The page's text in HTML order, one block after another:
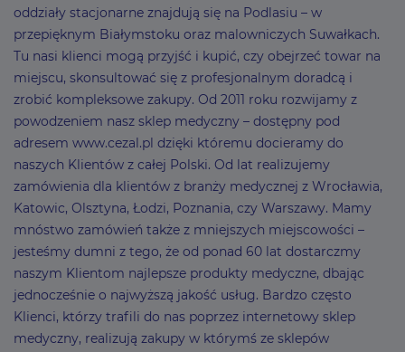
oddziały stacjonarne znajdują się na Podlasiu – w
przepięknym Białymstoku oraz malowniczych Suwałkach.
Tu nasi klienci mogą przyjść i kupić, czy obejrzeć towar na
miejscu, skonsultować się z profesjonalnym doradcą i
zrobić kompleksowe zakupy. Od 2011 roku rozwijamy z
powodzeniem nasz sklep medyczny – dostępny pod
adresem www.cezal.pl dzięki któremu docieramy do
naszych Klientów z całej Polski. Od lat realizujemy
zamówienia dla klientów z branży medycznej z Wrocławia,
Katowic, Olsztyna, Łodzi, Poznania, czy Warszawy. Mamy
mnóstwo zamówień także z mniejszych miejscowości –
jesteśmy dumni z tego, że od ponad 60 lat dostarczmy
naszym Klientom najlepsze produkty medyczne, dbając
jednocześnie o najwyższą jakość usług. Bardzo często
Klienci, którzy trafili do nas poprzez internetowy sklep
medyczny, realizują zakupy w którymś ze sklepów